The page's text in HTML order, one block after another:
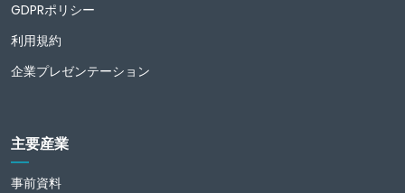
GDPRポリシー
利用規約
企業プレゼンテーション
主要産業
事前資料